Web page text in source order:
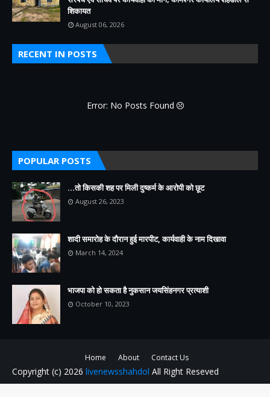
शिकायत
August 06, 2026
RECENT IN POSTS
Error: No Posts Found
POPULAR POSTS
...तो किसकी शह पर मिली दुष्कर्म के आरोपी को छूट
August 26, 2023
शादी समारोह के दौरान हुई मारपीट, कार्यवाही के नाम दिखावा
March 14, 2024
भाजपा को हो सकता है नुकसान जयसिंहनगर प्रत्याशी
October 10, 2023
Home About Contact Us
Copyright (c) 2026 livenewsshahdol All Right Reseved